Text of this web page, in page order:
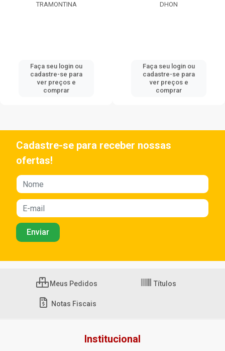
TRAMONTINA
Faça seu login ou
cadastre-se para
ver preços e
comprar
DHON
Faça seu login ou
cadastre-se para
ver preços e
comprar
Cadastre-se para receber nossas
ofertas!
Meus Pedidos Títulos
Notas Fiscais
Institucional